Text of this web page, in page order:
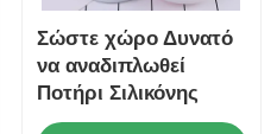
Σώστε χώρο Δυνατό
να αναδιπλωθεί
Ποτήρι Σιλικόνης
Δωρεάν BPA Δυνατό